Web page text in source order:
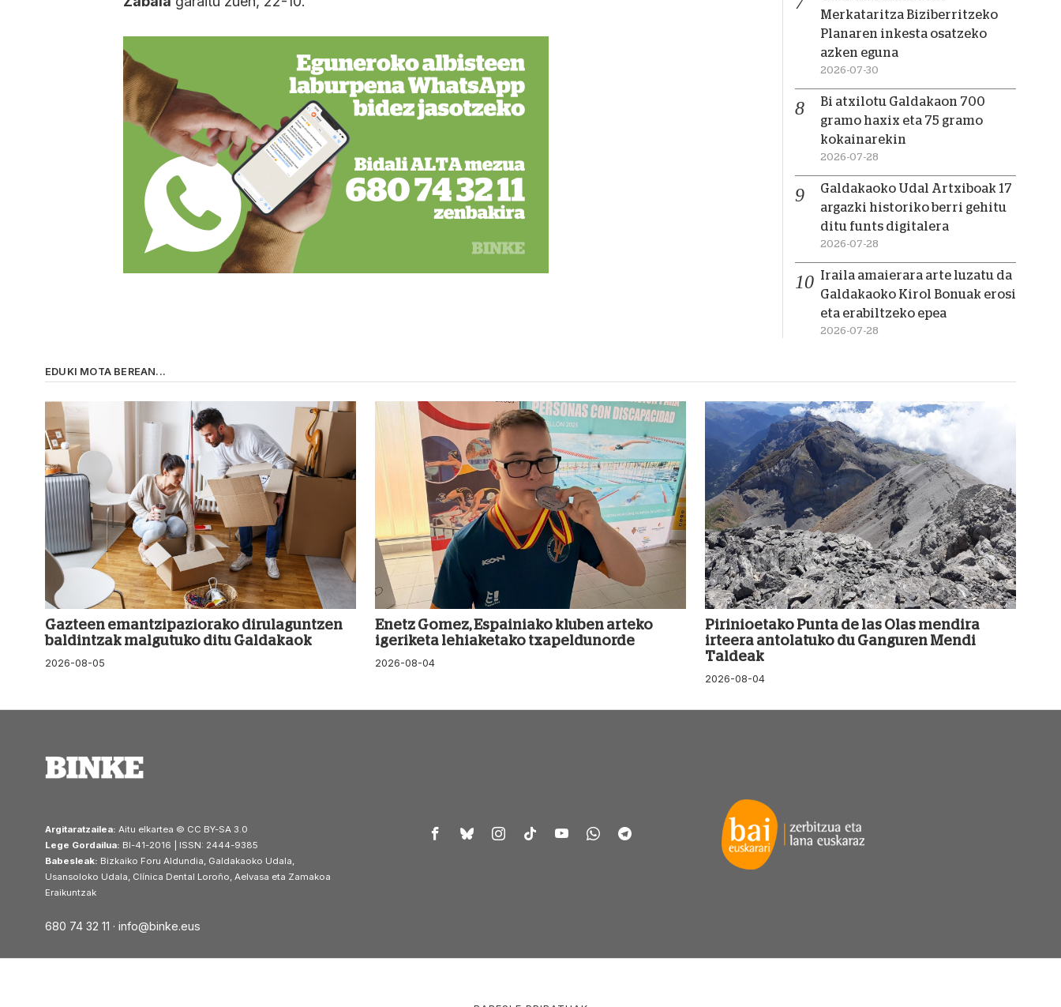
Merkataritza Biziberritzeko
Planaren inkesta osatzeko
azken eguna
2026-07-30
Bi atxilotu Galdakaon 700
gramo haxix eta 75 gramo
kokainarekin
2026-07-28
Galdakaoko Udal Artxiboak 17
argazki historiko berri gehitu
ditu funts digitalera
2026-07-28
Iraila amaierara arte luzatu da
Galdakaoko Kirol Bonuak erosi
eta erabiltzeko epea
2026-07-28
EDUKI MOTA BEREAN...
Gazteen emantzipaziorako dirulaguntzen
baldintzak malgutuko ditu Galdakaok
2026-08-05
Enetz Gomez, Espainiako kluben arteko
igeriketa lehiaketako txapeldunorde
2026-08-04
Pirinioetako Punta de las Olas mendira
irteera antolatuko du Ganguren Mendi
Taldeak
2026-08-04
Argitaratzailea: Aitu elkartea © CC BY-SA 3.0
Lege Gordailua: BI-41-2016 | ISSN: 2444-9385
Babesleak: Bizkaiko Foru Aldundia, Galdakaoko Udala,
Usansoloko Udala, Clínica Dental Loroño, Aelvasa eta Zamakoa
Eraikuntzak
680 74 32 11 · info@binke.eus